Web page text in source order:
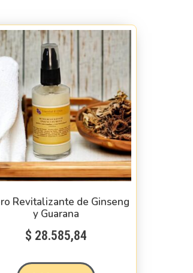
Revitalizante de Ginseng
y Guarana
$ 28.585,84